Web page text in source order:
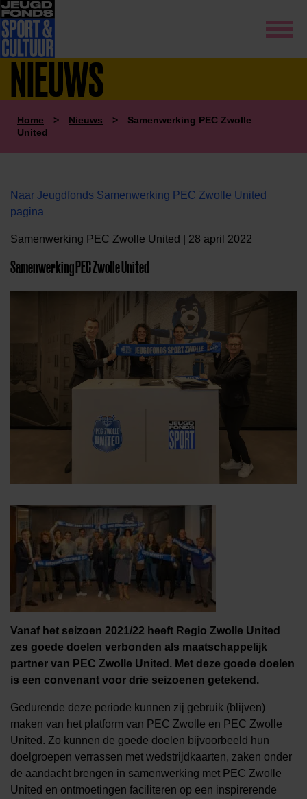
NIEUWS
Home > Nieuws >
Samenwerking PEC Zwolle
United
Naar Jeugdfonds Samenwerking PEC Zwolle United
pagina
Samenwerking PEC Zwolle United | 28 april 2022
Samenwerking PEC Zwolle United
Vanaf het seizoen 2021/22 heeft Regio Zwolle United
zes goede doelen verbonden als maatschappelijk
partner van PEC Zwolle United. Met deze goede doelen
is een convenant voor drie seizoenen getekend.
Gedurende deze periode kunnen zij gebruik (blijven)
maken van het platform van PEC Zwolle en PEC Zwolle
United. Zo kunnen de goede doelen bijvoorbeeld hun
doelgroepen verrassen met wedstrijdkaarten, zaken onder
de aandacht brengen in samenwerking met PEC Zwolle
United en ontmoetingen faciliteren op een inspirerende